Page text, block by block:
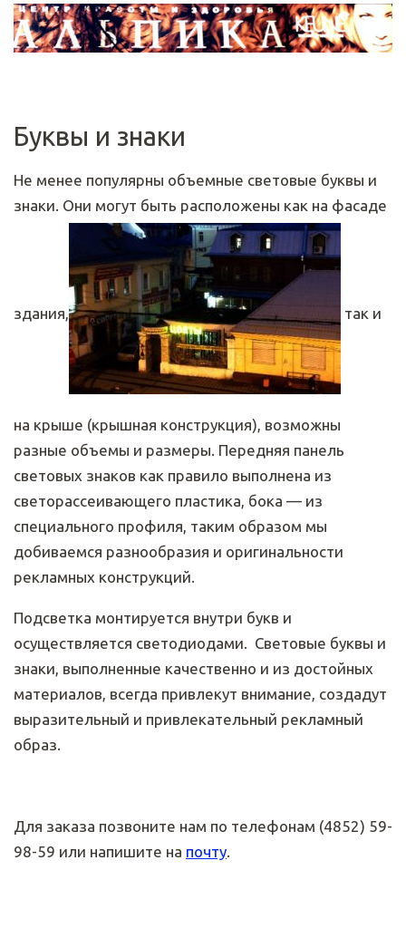
Буквы и знаки
Не менее популярны объемные световые буквы и
знаки. Они могут быть расположены как на фасаде
здания, так и
на крыше (крышная конструкция), возможны
разные объемы и размеры. Передняя панель
световых знаков как правило выполнена из
светорассеивающего пластика, бока — из
специального профиля, таким образом мы
добиваемся разнообразия и оригинальности
рекламных конструкций.
Подсветка монтируется внутри букв и
осуществляется светодиодами. Световые буквы и
знаки, выполненные качественно и из достойных
материалов, всегда привлекут внимание, создадут
выразительный и привлекательный рекламный
образ.
Для заказа позвоните нам по телефонам (4852) 59-
98-59 или напишите на почту